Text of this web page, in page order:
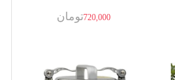
720,000 تومان